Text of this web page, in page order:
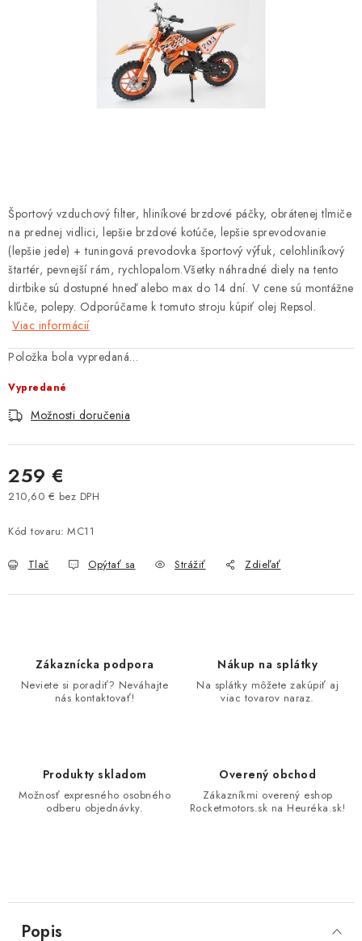
NÁPLNE A KVAPALINY
ZNAČKY
Moja objednávka Kontakt
Doprava a platba
Návody na montáž
Rozbalené, zánovné a použité produkty
Bonusový systém
Nákup na splátky
Reklamácia a vrátenie tovaru
Ochrana osobných údajov
Tabuľky veľkostí odevov, prilieb a obuvi rôznych značiek
Športový vzduchový filter, hliníkové brzdové páčky, obrátenej tlmiče
na prednej vidlici, lepšie brzdové kotúče, lepšie sprevodovanie
(lepšie jede) + tuningová prevodovka športový výfuk, celohliníkový
štartér, pevnejší rám, rychlopalom.Všetky náhradné diely na tento
dirtbike sú dostupné hneď alebo max do 14 dní. V cene sú montážne
kľúče, polepy. Odporúčame k tomuto stroju kúpiť olej Repsol.
Viac informácií
Položka bola vypredaná…
Vypredané
Možnosti doručenia
259 €
210,60 € bez DPH
Kód tovaru: MC11
Tlač Opýtať sa Strážiť Zdieľať
Zákaznícka podpora
Neviete si poradiť? Neváhajte
nás kontaktovať!
Nákup na splátky
Na splátky môžete zakúpiť aj
viac tovarov naraz.
Produkty skladom
Možnosť expresného osobného
odberu objednávky.
Overený obchod
Zákazníkmi overený eshop
Rocketmotors.sk na Heuréka.sk!
Popis